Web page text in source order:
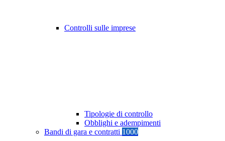
Controlli sulle imprese
Tipologie di controllo
Obblighi e adempimenti
Bandi di gara e contratti 1000